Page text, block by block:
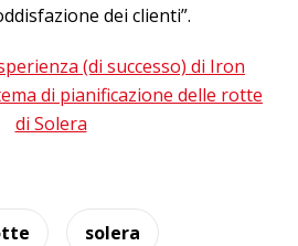
dei clienti”.
(di successo) di Iron
di pianificazione delle rotte
di Solera
solera